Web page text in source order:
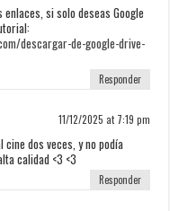
si solo deseas Google
descargar-de-google-drive-
Responder
11/12/2025 at 7:19 pm
dos veces, y no podía
calidad <3 <3
Responder